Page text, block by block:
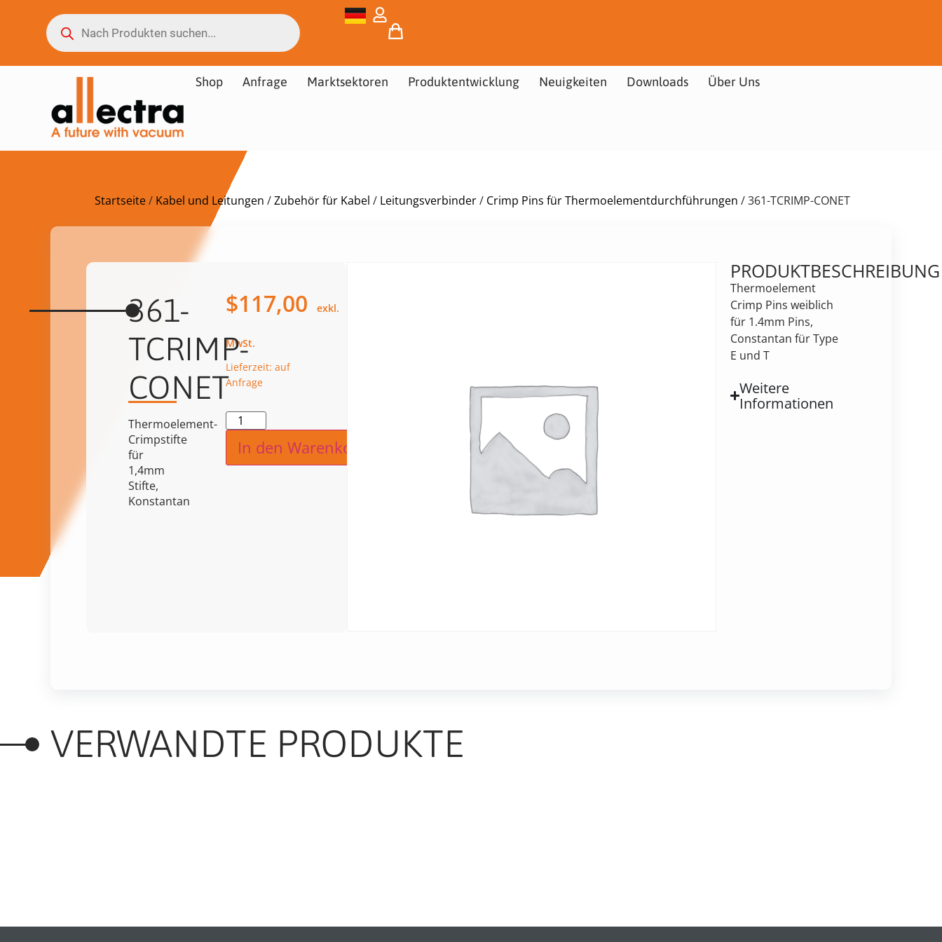
Shop Anfrage Marktsektoren Produktentwicklung Neuigkeiten Downloads Über Uns
Startseite/ Kabel und Leitungen /Zubehör für Kabel / Leitungsverbinder/ Crimp Pins für Thermoelementdurchführungen / 361-TCRIMP-CONET
361-
TCRIMP-
CONET
Thermoelement-
Crimpstifte
für
1,4mm
Stifte,
Konstantan
$117,00
Lieferzeit: auf
Anfrage
In den Warenkorb
PRODUKTBESCHREIBUNG
Thermoelement
Crimp Pins weiblich
für 1.4mm Pins,
Constantan für Type
E und T
Weitere
Informationen
VERWANDTE PRODUKTE